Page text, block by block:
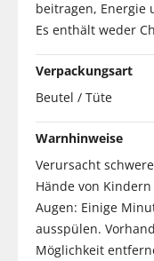
beitragen, Energie
Es enthält weder
Verpackungsart
Beutel / Tüte
Warnhinweise
Verursacht
Hände von
Augen: Einige
ausspülen.
Möglichkeit